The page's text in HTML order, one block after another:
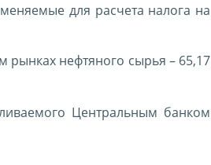
для расчета налога на
рынках нефтяного сырья – 65,17
Центральным банком